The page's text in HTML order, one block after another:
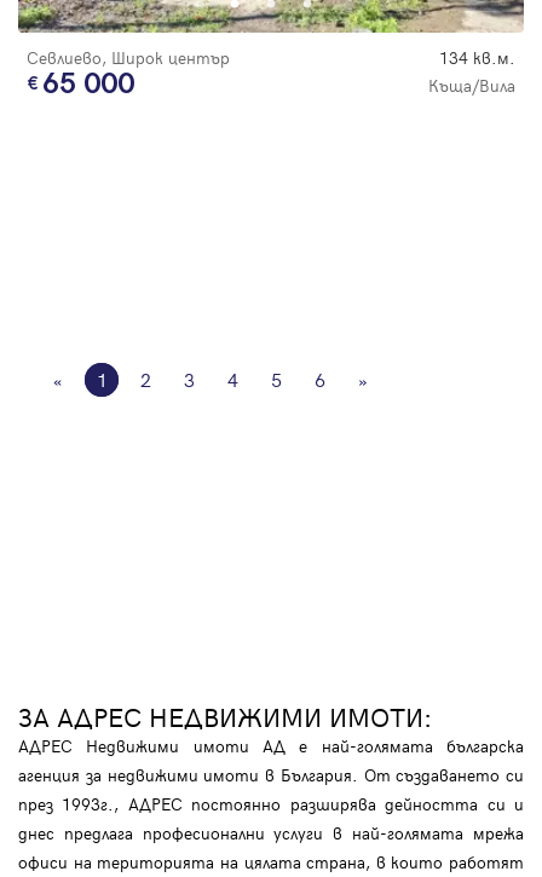
Севлиево, Широк център 134 кв.м.
65 000 Къща/Вила
« 1 2 3 4 5 6 »
ЗА АДРЕС НЕДВИЖИМИ ИМОТИ:
АДРЕС Недвижими имоти АД е най-голямата българска
агенция за недвижими имоти в България. От създаването си
през 1993г., АДРЕС постоянно разширява дейността си и
днес предлага професионални услуги в най-голямата мрежа
офиси на територията на цялата страна, в които работят